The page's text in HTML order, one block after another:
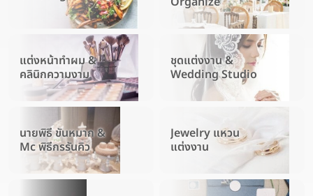
แต่งหน้าทำผม &
คลินิกความงาม
ชุดแต่งงาน &
Wedding Studio
นายพิธี ขันหมาก &
Mc พิธีกรรันคิว
Jewelry แหวน
แต่งงาน